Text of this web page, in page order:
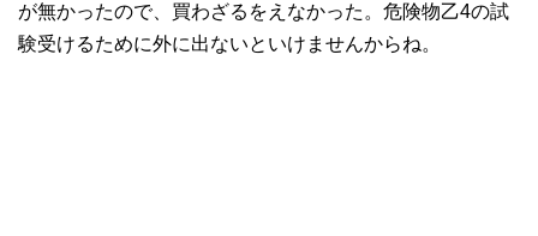
が無かったので、買わざるをえなかった。危険物乙4の試
験受けるために外に出ないといけませんからね。